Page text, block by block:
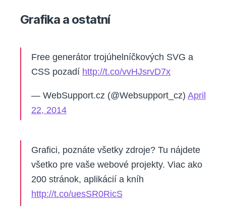
Grafika a ostatní
Free generátor trojúhelníčkových SVG a
CSS pozadí http://t.co/vvHJsrvD7x
— WebSupport.cz (@Websupport_cz) April
22, 2014
Grafici, poznáte všetky zdroje? Tu nájdete
všetko pre vaše webové projekty. Viac ako
200 stránok, aplikácií a kníh
http://t.co/uesSR0RicS